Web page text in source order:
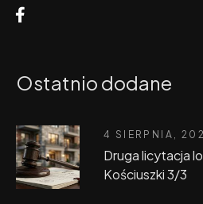
Ostatnio dodane
4 SIERPNIA,
Druga licytacja
Kościuszki 3/3